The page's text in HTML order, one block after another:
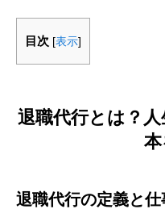
目次 [表示]
退職代行とは？
退職代行の定義と仕